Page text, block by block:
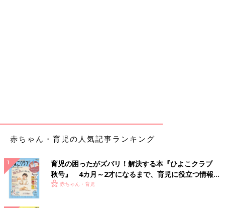
赤ちゃん・育児の人気記事ランキング
育児の困ったがズバリ！解決する本『ひよこクラブ
秋号』 4カ月～2才になるまで、育児に役立つ情報が
いっぱい！
赤ちゃん・育児